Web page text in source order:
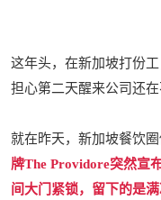
这年头，在新加坡打份
担心第二天醒来公司还在
就在昨天，新加坡餐饮
牌The Providore突然宣
间大门紧锁，留下的是